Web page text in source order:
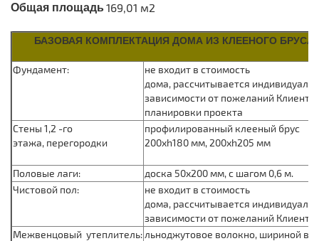
Общая площадь169,01 м2
БАЗОВАЯ КОМПЛЕКТАЦИЯ ДОМА ИЗ КЛЕЕНОГО БРУСА
Фундамент:
не входит в стоимость
дома, рассчитывается
зависимости от пожеланий Клиента
планировки проекта
Стены 1,2 -го
этажа, перегородки
профилированный клееный брус
200хh180 мм, 200хh205 мм
Половые лаги:
доска 50х200 мм, с шагом 0,6 м.
Чистовой пол:
не входит в стоимость
дома, рассчитывается
зависимости от пожеланий Клиента
Межвенцовый утеплитель: льноджутовое волокно, шириной в